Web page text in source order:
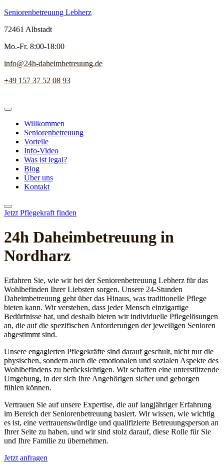
Seniorenbetreuung Lebherz
72461 Albstadt
Mo.-Fr. 8:00-18:00
info@24h-daheimbetreuung.de
+49 157 37 52 08 93
Willkommen
Seniorenbetreuung
Vorteile
Info-Video
Was ist legal?
Blog
Über uns
Kontakt
Jetzt Pflegekraft finden
24h Daheim­betreuung in
Nordharz
Erfahren Sie, wie wir bei der Seniorenbetreuung Lebherz für das
Wohlbefinden Ihrer Liebsten sorgen. Unsere 24-Stunden
Daheimbetreuung geht über das Hinaus, was traditionelle Pflege
bieten kann. Wir verstehen, dass jeder Mensch einzigartige
Bedürfnisse hat, und deshalb bieten wir individuelle Pflegelösungen
an, die auf die spezifischen Anforderungen der jeweiligen Senioren
abgestimmt sind.
Unsere engagierten Pflegekräfte sind darauf geschult, nicht nur die
physischen, sondern auch die emotionalen und sozialen Aspekte des
Wohlbefindens zu berücksichtigen. Wir schaffen eine unterstützende
Umgebung, in der sich Ihre Angehörigen sicher und geborgen
fühlen können.
Vertrauen Sie auf unsere Expertise, die auf langjähriger Erfahrung
im Bereich der Seniorenbetreuung basiert. Wir wissen, wie wichtig
es ist, eine vertrauenswürdige und qualifizierte Betreuungsperson an
Ihrer Seite zu haben, und wir sind stolz darauf, diese Rolle für Sie
und Ihre Familie zu übernehmen.
Jetzt anfragen